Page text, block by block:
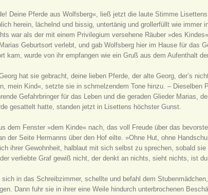
Deine Pferde aus Wolfsberg«, ließ jetzt die laute Stimme
herein, lächelnd und bissig, untertänig und grollerfüllt wie immer
war als der mit einem Privilegium versehene Räuber »des
Geburtsort verlebt, und gab Wolfsberg hier im Hause für das
kam, wurde von ihr empfangen wie ein Gruß aus dem Aufenthalt
hat sie gebracht, deine lieben Pferde, der alte Georg, der’s
mein Kind«, setzte sie in schmelzendem Tone hinzu. – Dieselben
Gefahrbringer für das Leben und die geraden Glieder Marias,
gesattelt hatte, standen jetzt in Lisettens höchster Gunst.
dem Fenster »dem Kinde« nach, das voll Freude über das
der Seite Hermanns über den Hof eilte. »Ohne Hut, ohne
ihrer Gewohnheit, halblaut mit sich selbst zu sprechen, sobald
verliebte Graf gewiß nicht, der denkt an nichts, sieht nichts, ist
sich in das Schreibzimmer, schellte und befahl dem
Dann fuhr sie in ihrer eine Weile hindurch unterbrochenen